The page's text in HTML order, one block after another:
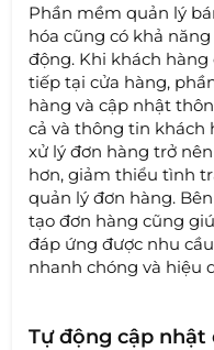
Phần mềm quản lý
hóa cũng có khả
động. Khi khách
tiếp tại cửa hàng,
hàng và cập nhật
cả và thông tin khách
xử lý đơn hàng trở
hơn, giảm thiểu tình
quản lý đơn hàng.
tạo đơn hàng cũng
đáp ứng được nhu
nhanh chóng và hiệu
Tự động cập nhật